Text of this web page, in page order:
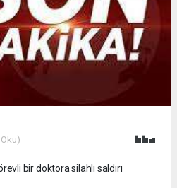
bir doktora silahlı saldırı